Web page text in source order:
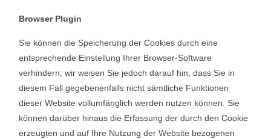
Browser Plugin
Sie können die Speicherung der Cookies durch eine
entsprechende Einstellung Ihrer Browser-Software
verhindern; wir weisen Sie jedoch darauf hin, dass Sie in
diesem Fall gegebenenfalls nicht sämtliche Funktionen
dieser Website vollumfänglich werden nutzen können. Sie
können darüber hinaus die Erfassung der durch den Cookie
erzeugten und auf Ihre Nutzung der Website bezogenen